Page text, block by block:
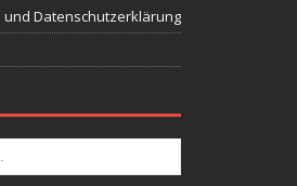
und Datenschutzerklärung